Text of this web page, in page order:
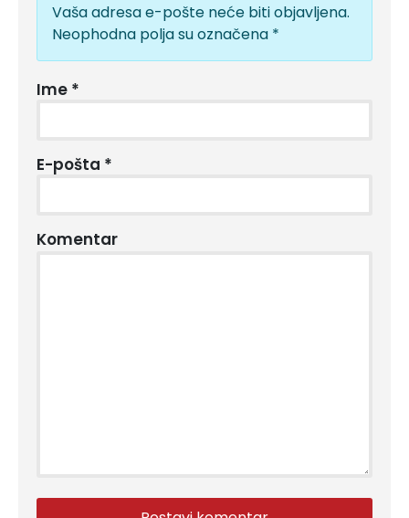
Vaša adresa e-pošte neće biti objavljena.
Neophodna polja su označena *
Ime *
E-pošta *
Komentar